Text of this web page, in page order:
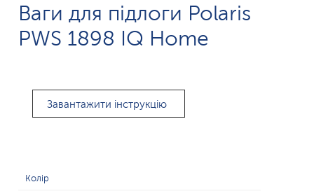
Ваги для підлоги Polaris
PWS 1898 IQ Home
Завантажити інструкцію
Колір